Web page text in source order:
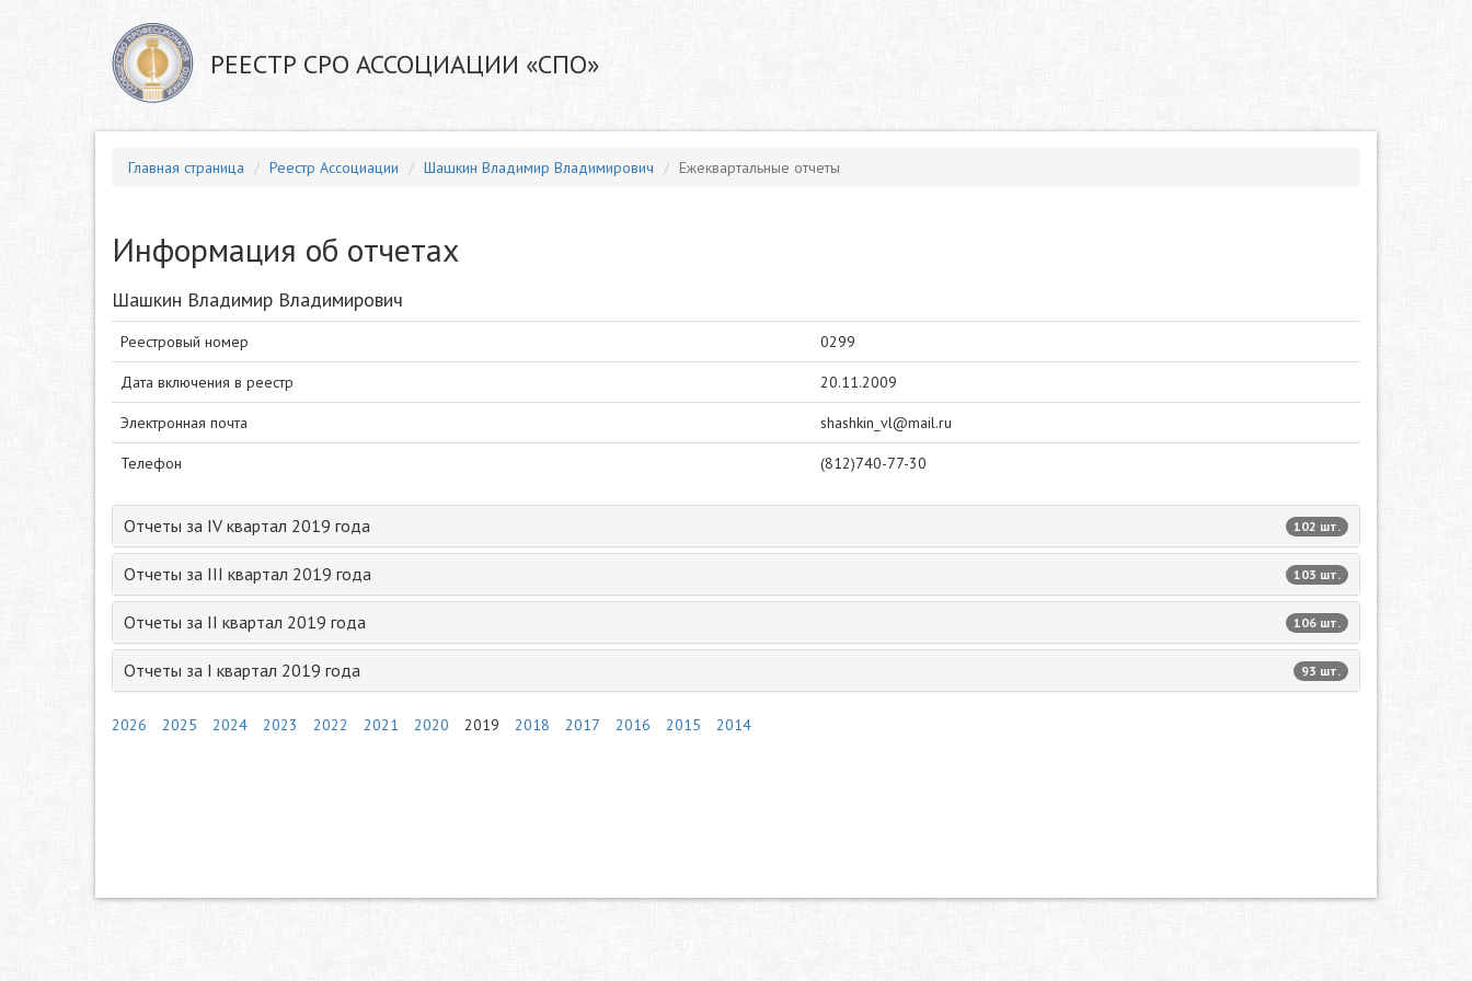
РЕЕСТР СРО АССОЦИАЦИИ «СПО»
Главная страница Реестр Ассоциации Шашкин Владимир Владимирович Ежеквартальные отчеты
Информация об отчетах
Шашкин Владимир Владимирович
Реестровый номер 0299
Дата включения в реестр 20.11.2009
Электронная почта shashkin_vl@mail.ru
Телефон (812)740-77-30
Отчеты за IV квартал 2019 года 102 шт.
Отчеты за III квартал 2019 года 103 шт.
Отчеты за II квартал 2019 года 106 шт.
Отчеты за I квартал 2019 года 93 шт.
2026 2025 2024 2023 2022 2021 2020 2019 2018 2017 2016 2015 2014